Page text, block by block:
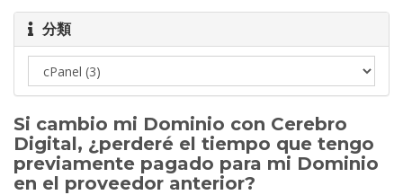
分類
Si cambio mi Dominio con Cerebro
Digital, ¿perderé el tiempo que tengo
previamente pagado para mi Dominio
en el proveedor anterior?